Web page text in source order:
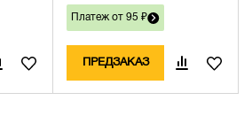
Платеж от 95 ₽
ПРЕДЗАКАЗ